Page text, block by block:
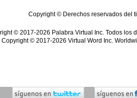
Copyright © Derechos reservados del
© 2017-2026 Palabra Virtual Inc. Todos los
Copyright © 2017-2026 Virtual Word Inc.